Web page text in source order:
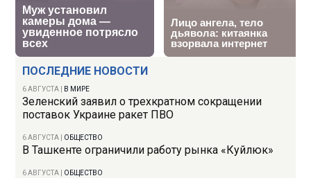
ПОСЛЕДНИЕ НОВОСТИ
6 АВГУСТА В МИРЕ
Зеленский заявил о трехкратном сокращении
поставок Украине ракет ПВО
6 АВГУСТА ОБЩЕСТВО
В Ташкенте ограничили работу рынка «Куйлюк»
6 АВГУСТА ОБЩЕСТВО